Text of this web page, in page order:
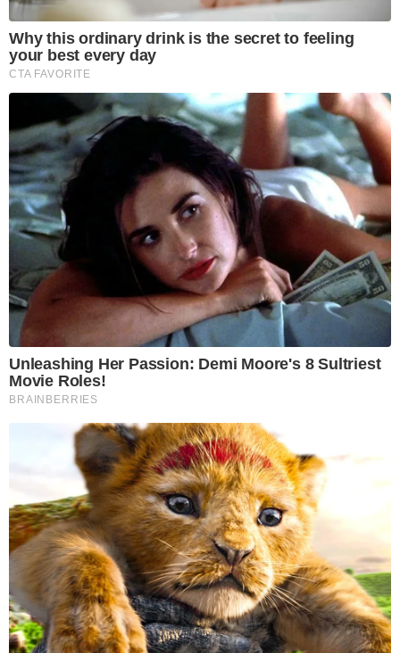
Why this ordinary drink is the secret to feeling
your best every day
CTA FAVORITE
Unleashing Her Passion: Demi Moore's 8 Sultriest
Movie Roles!
BRAINBERRIES